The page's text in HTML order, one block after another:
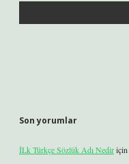
Son yorumlar
İLk Türkçe Sözlük Adı Nediriçin